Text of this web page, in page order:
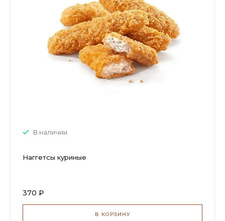
В наличии
Наггетсы куриные
370 ₽
В КОРЗИНУ